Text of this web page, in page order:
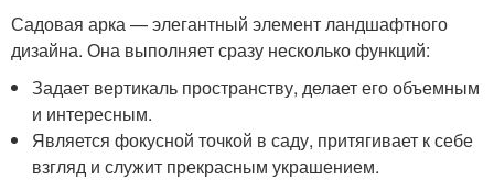
Садовая арка — элегантный элемент ландшафтного
дизайна. Она выполняет сразу несколько функций:
Задает вертикаль пространству, делает его объемным
и интересным.
Является фокусной точкой в саду, притягивает к себе
взгляд и служит прекрасным украшением.